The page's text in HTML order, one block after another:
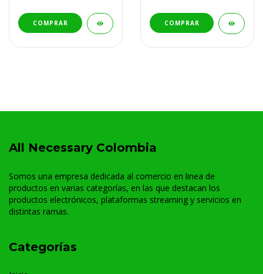
COMPRAR COMPRAR
All Necessary Colombia
Somos una empresa dedicada al comercio en linea de
productos en varias categorías, en las que destacan los
productos electrónicos, plataformas streaming y servicios en
distintas ramas.
Categorías